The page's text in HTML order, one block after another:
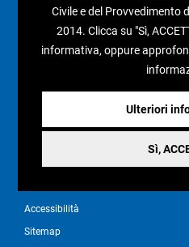
Condizioni generali di vendita
Resi e rimborsi
Accessibilità
Sitemap
Civile e del Provvedimento
2014. Clicca su "Sì,
informativa, oppure
Ulteriori
Sì,